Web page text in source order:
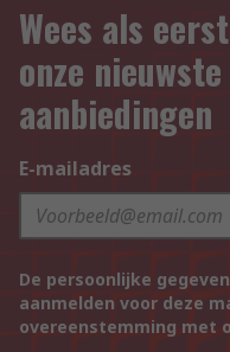
Wees als
onze
aanbiedingen
E-mailadres
De persoonlijke
aanmelden voor deze
overeenstemming met